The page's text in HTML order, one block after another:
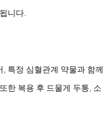
니다.
특정 심혈관계 약물과 함께
한 복용 후 드물게 두통, 소